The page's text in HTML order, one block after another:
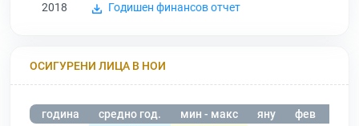
2018
Годишен финансов отчет
ОСИГУРЕНИ ЛИЦА В НОИ
година средно год. мин - макс яну фев